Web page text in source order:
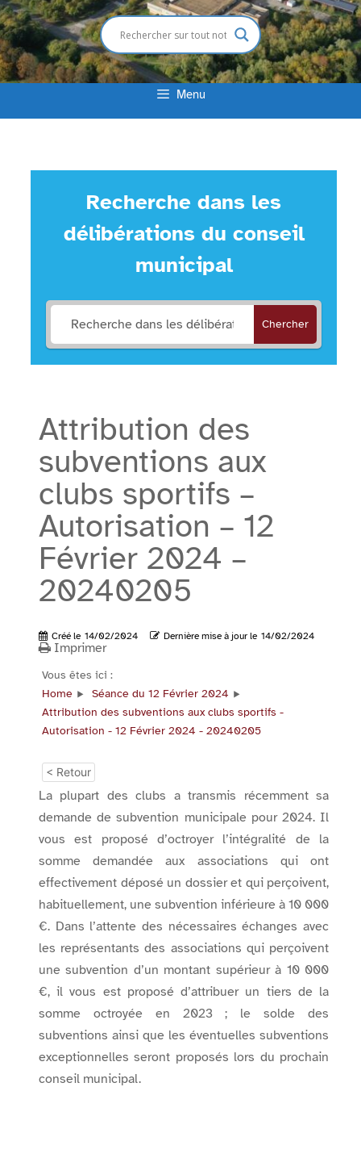
Menu
Recherche dans les
délibérations du conseil
municipal
Chercher
Attribution des
subventions aux
clubs sportifs –
Autorisation – 12
Février 2024 –
20240205
Créé le 14/02/2024 Dernière mise à jour le 14/02/2024
Imprimer
Vous êtes ici :
Home
Séance du 12 Février 2024
Attribution des subventions aux clubs sportifs -
Autorisation - 12 Février 2024 - 20240205
< Retour
La plupart des clubs a transmis récemment sa
demande de subvention municipale pour 2024. Il
vous est proposé d’octroyer l’intégralité de la
somme demandée aux associations qui ont
effectivement déposé un dossier et qui perçoivent,
habituellement, une subvention inférieure à 10 000
€. Dans l’attente des nécessaires échanges avec
les représentants des associations qui perçoivent
une subvention d’un montant supérieur à 10 000
€, il vous est proposé d’attribuer un tiers de la
somme octroyée en 2023 ; le solde des
subventions ainsi que les éventuelles subventions
exceptionnelles seront proposés lors du prochain
conseil municipal.